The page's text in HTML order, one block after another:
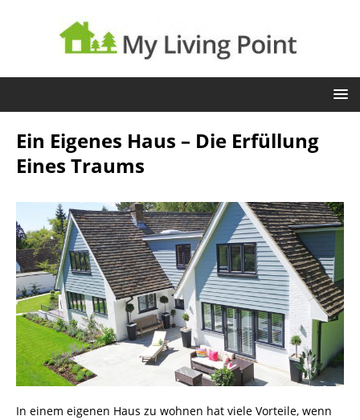
Ein Eigenes Haus – Die Erfüllung
Eines Traums
In einem eigenen Haus zu wohnen hat viele Vorteile, wenn